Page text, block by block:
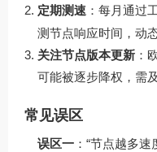
定期测速 ：每月通过
测节点响应时间，动
关注节点版本更新 ：
可能被逐步降权，需
常见误区
误区一 ：“节点越多